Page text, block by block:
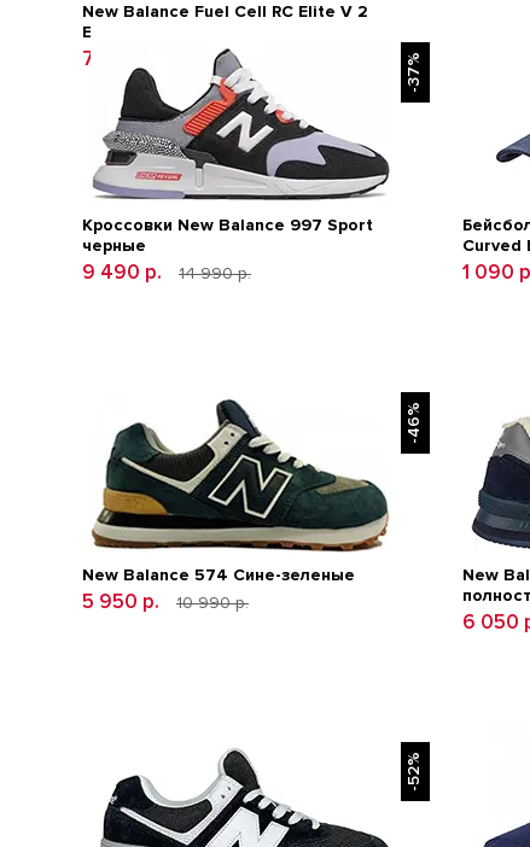
New Balance Fuel Cell RC Elite V 2
Energy White
7 490 р. 18 990 р. -37%
Кроссовки New Balance 997 Sport
черные
9 490 р. 14 990 р.
Curved
1 090
-46%
New Balance 574 Сине-зеленые
5 950 р. 10 990 р.
New
6 050
-52%